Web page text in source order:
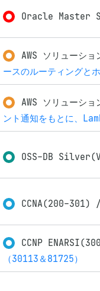
Oracle Master
AWS ソリューシ
ースのルーティングと
AWS ソリューシ
ント通知をもとに、
OSS-DB
CCNA(200-301)
CCNP
（30113＆81725）